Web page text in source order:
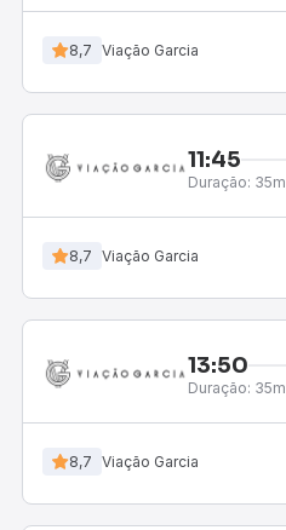
8,7 Viação Garcia
11:45
Duração: 35m
8,7 Viação Garcia
13:50
Duração: 35m
8,7 Viação Garcia